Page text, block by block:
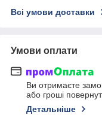
Всі умови доставки
Умови оплати
Ви отримаєте
або гроші
Детальніше